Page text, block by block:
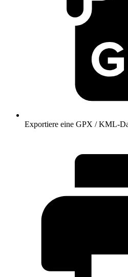
Exportiere eine GPX / KML-